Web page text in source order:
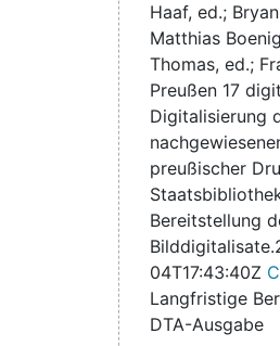
Haaf, ed.;
Matthias
Thomas, ed.;
Preußen 17
Digitalisierung
preußischer
Bereitstellung
Bilddigitalisate.
04T17:43:40Z
Langfristige
DTA-Ausgabe